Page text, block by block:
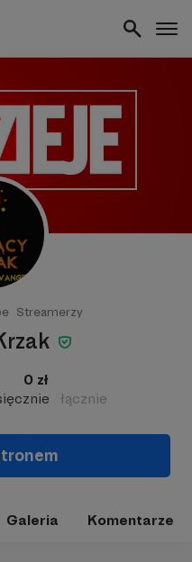
Streamerzy
0 zł
łącznie
Galeria Komentarze